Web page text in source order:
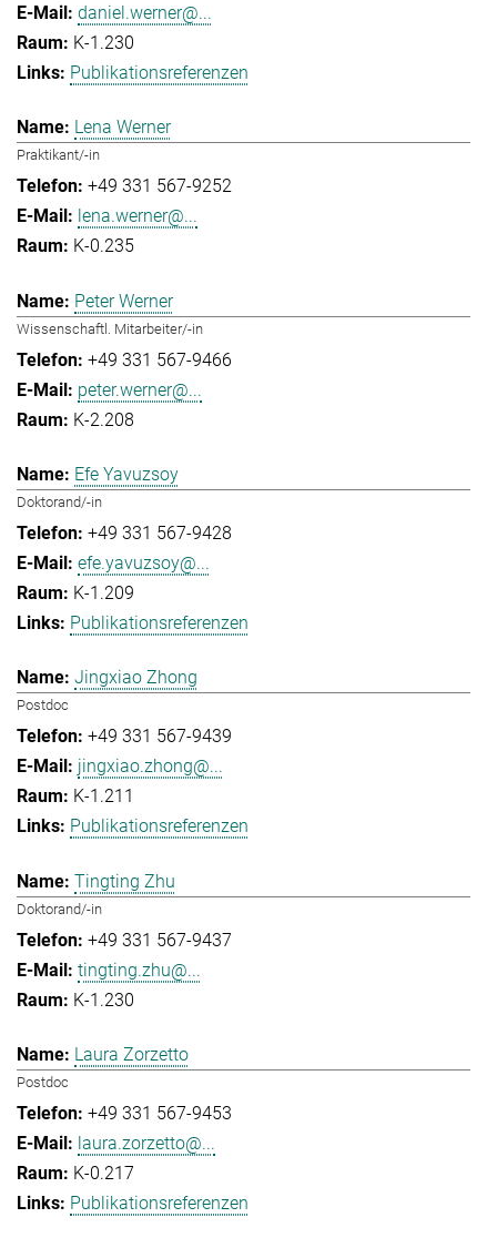
daniel.werner@...
K-1.230
Publikationsreferenzen
Lena Werner
Praktikant/-in
+49 331 567-9252
lena.werner@...
K-0.235
Peter Werner
Wissenschaftl. Mitarbeiter/-in
+49 331 567-9466
peter.werner@...
K-2.208
Efe Yavuzsoy
Doktorand/-in
+49 331 567-9428
efe.yavuzsoy@...
K-1.209
Publikationsreferenzen
Jingxiao Zhong
Postdoc
+49 331 567-9439
jingxiao.zhong@...
K-1.211
Publikationsreferenzen
Tingting Zhu
Doktorand/-in
+49 331 567-9437
tingting.zhu@...
K-1.230
Laura Zorzetto
Postdoc
+49 331 567-9453
laura.zorzetto@...
K-0.217
Publikationsreferenzen